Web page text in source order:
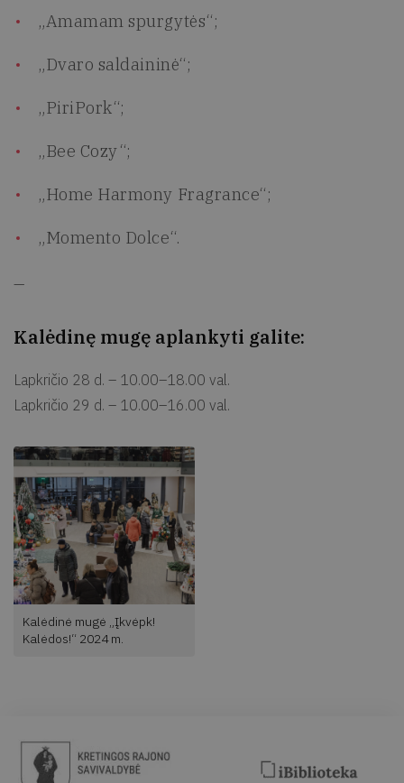
„Amamam spurgytės“;
„Dvaro saldaininė“;
„PiriPork“;
„Bee Cozy“;
„Home Harmony Fragrance“;
„Momento Dolce“.
—
Kalėdinę mugę aplankyti galite:
Lapkričio 28 d. – 10.00–18.00 val.
Lapkričio 29 d. – 10.00–16.00 val.
Kalėdinė mugė „Įkvėpk!
Kalėdos!“ 2024 m.